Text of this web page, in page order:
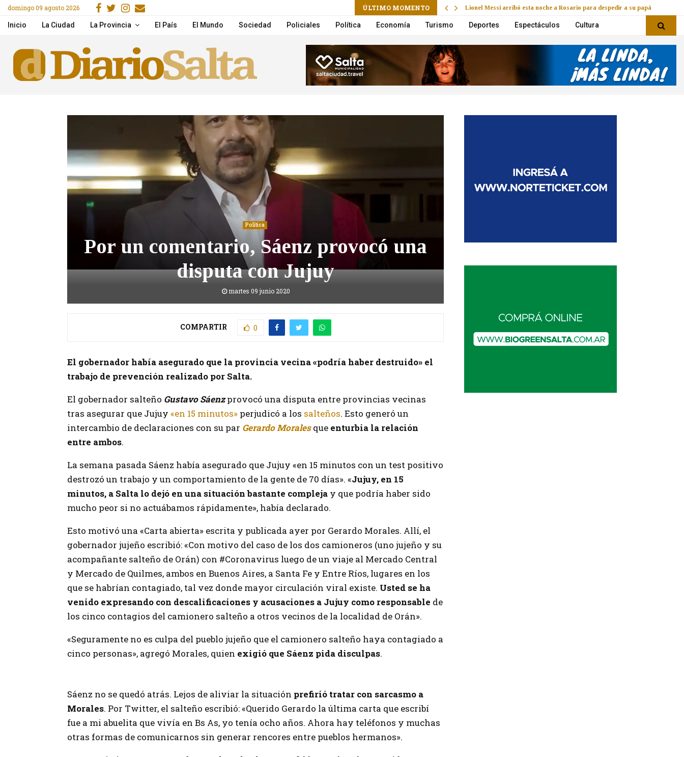
domingo 09 agosto 2026 ÚLTIMO MOMENTO
& Mobile Access Lionel Messi arribó esta noche a Rosario para despedir a su papá
Facebook
Gorjeo
Instagram
Email
Inicio La Ciudad La Provincia El País El Mundo Sociedad Policiales Política Economía Turismo Deportes Espectáculos Cultura
Política
Por un comentario, Sáenz provocó una
disputa con Jujuy
martes 09 junio 2020
COMPARTIR 0
El gobernador había asegurado que la provincia vecina «podría haber destruido» el
trabajo de prevención realizado por Salta.
El gobernador salteño Gustavo Sáenzprovocó una disputa entre provincias vecinas
tras asegurar que Jujuy «en 15 minutos» perjudicó a los salteños. Esto generó un
intercambio de declaraciones con su par Gerardo Moralesque enturbia la relación
entre ambos.
La semana pasada Sáenz había asegurado que Jujuy «en 15 minutos con un test positivo
destrozó un trabajo y un comportamiento de la gente de 70 días». «Jujuy, en 15
minutos, a Salta lo dejó en una situación bastante compleja y que podría haber sido
mucho peor si no actuábamos rápidamente», había declarado.
Esto motivó una «Carta abierta» escrita y publicada ayer por Gerardo Morales. Allí, el
gobernador jujeño escribió: «Con motivo del caso de los dos camioneros (uno jujeño y su
acompañante salteño de Orán) con #Coronavirus luego de un viaje al Mercado Central
y Mercado de Quilmes, ambos en Buenos Aires, a Santa Fe y Entre Ríos, lugares en los
que se habrían contagiado, tal vez donde mayor circulación viral existe. Usted se ha
venido expresando con descalificaciones y acusaciones a Jujuy como responsable de
los cinco contagios del camionero salteño a otros vecinos de la localidad de Orán».
«Seguramente no es culpa del pueblo jujeño que el camionero salteño haya contagiado a
cinco personas», agregó Morales, quien exigió que Sáenz pida disculpas.
Sáenz no se quedó atrás. Lejos de aliviar la situación prefirió tratar con sarcasmo a
Morales. Por Twitter, el salteño escribió: «Querido Gerardo la última carta que escribí
fue a mi abuelita que vivía en Bs As, yo tenía ocho años. Ahora hay teléfonos y muchas
otras formas de comunicarnos sin generar rencores entre pueblos hermanos».